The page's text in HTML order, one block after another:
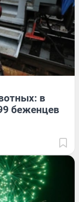
в
беженцев